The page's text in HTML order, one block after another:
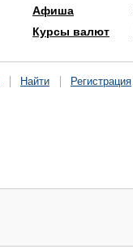
Афиша
Курсы валют
Найти Регистрация